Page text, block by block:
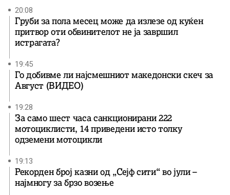
20:08
Груби за пола месец може да излезе од куќен
притвор оти обвинителот не ја завршил
истрагата?
19:45
Го добивме ли најсмешниот македонски скеч за
Август (ВИДЕО)
19:28
За само шест часа санкционирани 222
мотоциклисти, 14 приведени исто толку
одземени мотоцикли
19:13
Рекорден број казни од „Сејф сити“ во јули –
најмногу за брзо возење